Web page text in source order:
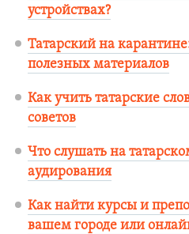
устройствах?
Татарский на
полезных материалов
Как учить татарские
советов
Что слушать на
аудирования
Как найти курсы и
вашем городе или